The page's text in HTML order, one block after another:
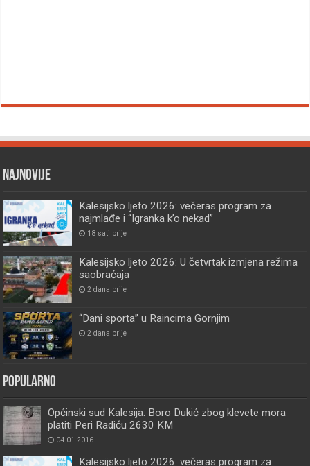
Najnovije
Kalesijsko ljeto 2026: večeras program za
najmlađe i “Igranka k’o nekad”
18 sati prije
Kalesijsko ljeto 2026: U četvrtak izmjena režima
saobraćaja
2 dana prije
“Dani sporta” u Raincima Gornjim
2 dana prije
Popularno
Općinski sud Kalesija: Boro Dukić zbog klevete mora
platiti Peri Radiću 2630 KM
04.01.2016.
Kalesijsko ljeto 2026: večeras program za